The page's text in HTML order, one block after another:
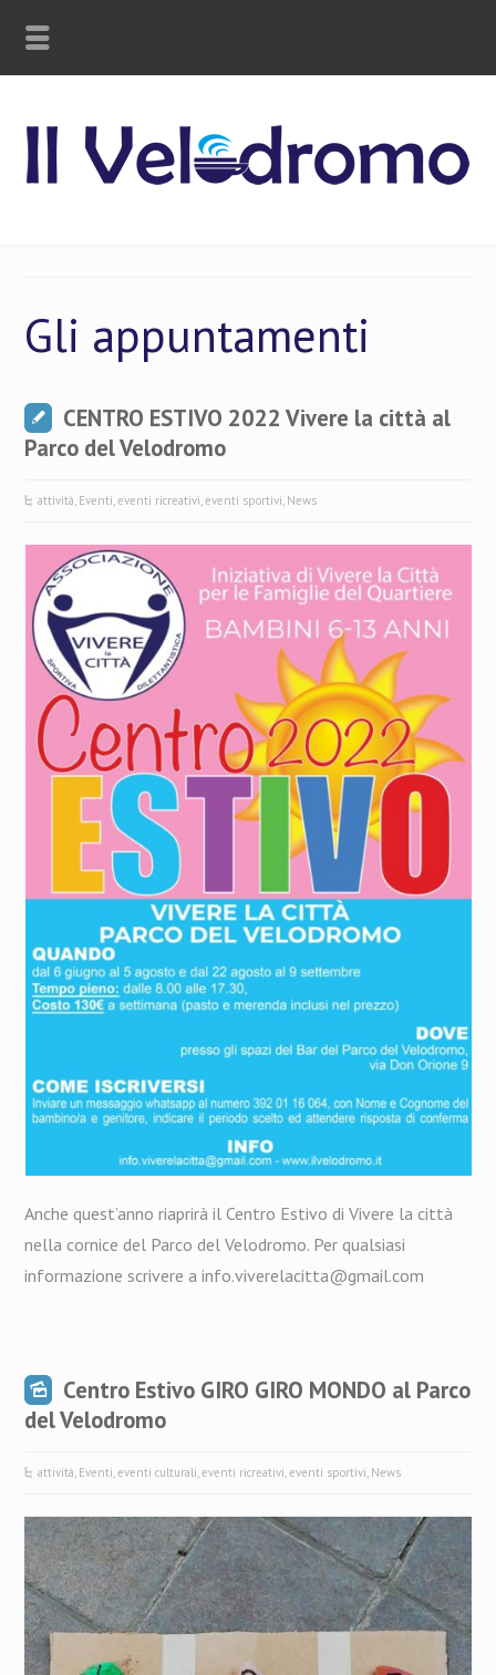
Gli appuntamenti
CENTRO ESTIVO 2022 Vivere la città al
Parco del Velodromo
attività, Eventi,eventi ricreativi,eventi sportivi, News
Anche quest’anno riaprirà il Centro Estivo di Vivere la città
nella cornice del Parco del Velodromo. Per qualsiasi
informazione scrivere a info.viverelacitta@gmail.com
Centro Estivo GIRO GIRO MONDO al Parco
del Velodromo
attività, Eventi,eventi culturali,eventi ricreativi,eventi sportivi, News